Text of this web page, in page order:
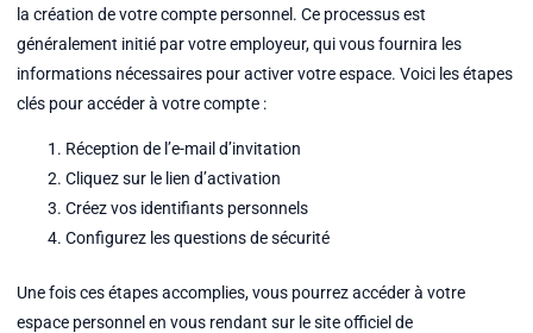
la création de votre compte personnel. Ce processus est
généralement initié par votre employeur, qui vous fournira les
informations nécessaires pour activer votre espace. Voici les étapes
clés pour accéder à votre compte :
Réception de l’e-mail d’invitation
Cliquez sur le lien d’activation
Créez vos identifiants personnels
Configurez les questions de sécurité
Une fois ces étapes accomplies, vous pourrez accéder à votre
espace personnel en vous rendant sur le site officiel de